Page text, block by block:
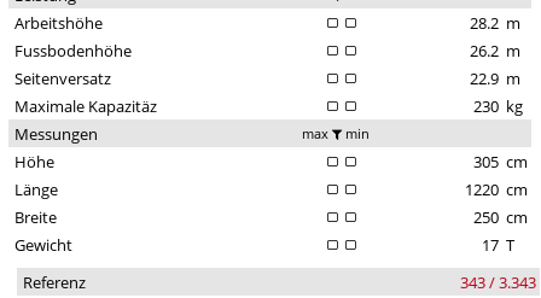
Arbeitshöhe 28.2 m
Fussbodenhöhe
26.2 m
Seitenversatz
22.9 m
Maximale Kapazitäz
230 kg
Messungen
max min
Höhe 305 cm
Länge
1220 cm
Breite
250 cm
Gewicht
17 T
Referenz
343 / 3.343